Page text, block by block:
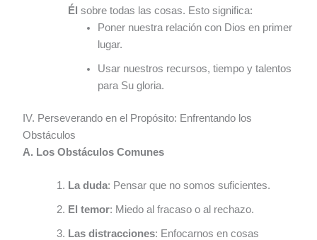
Él sobre todas las cosas. Esto significa:
Poner nuestra relación con Dios en primer
lugar.
Usar nuestros recursos, tiempo y talentos
para Su gloria.
IV. Perseverando en el Propósito: Enfrentando los
Obstáculos
A. Los Obstáculos Comunes
La duda: Pensar que no somos suficientes.
El temor: Miedo al fracaso o al rechazo.
Las distracciones: Enfocarnos en cosas